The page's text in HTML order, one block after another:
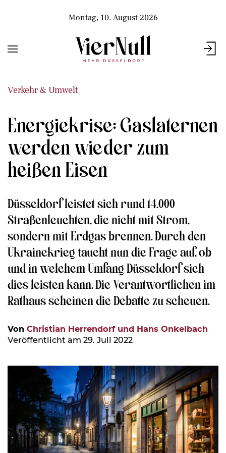
Montag, 10. August 2026
Verkehr & Umwelt
Energiekrise: Gaslaternen
werden wieder zum
heißen Eisen
Düsseldorf leistet sich rund 14.000
Straßenleuchten, die nicht mit Strom,
sondern mit Erdgas brennen. Durch den
Ukrainekrieg taucht nun die Frage auf, ob
und in welchem Umfang Düsseldorf sich
dies leisten kann. Die Verantwortlichen im
Rathaus scheinen die Debatte zu scheuen.
Von Christian Herrendorf und Hans Onkelbach
Veröffentlicht am 29. Juli 2022